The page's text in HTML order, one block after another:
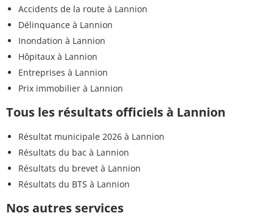
Accidents de la route à Lannion
Délinquance à Lannion
Inondation à Lannion
Hôpitaux à Lannion
Entreprises à Lannion
Prix immobilier à Lannion
Tous les résultats officiels à Lannion
Résultat municipale 2026 à Lannion
Résultats du bac à Lannion
Résultats du brevet à Lannion
Résultats du BTS à Lannion
Nos autres services